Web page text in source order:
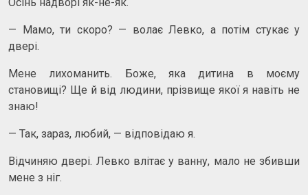
— Мамо, ти скоро? — волає Левко, а потім стукає у
двері.
Мене лихоманить. Боже, яка дитина в моєму
становищі? Ще й від людини, прізвище якої я навіть не
знаю!
— Так, зараз, любий, — відповідаю я.
Відчиняю двері. Левко влітає у ванну, мало не збивши
мене з ніг.